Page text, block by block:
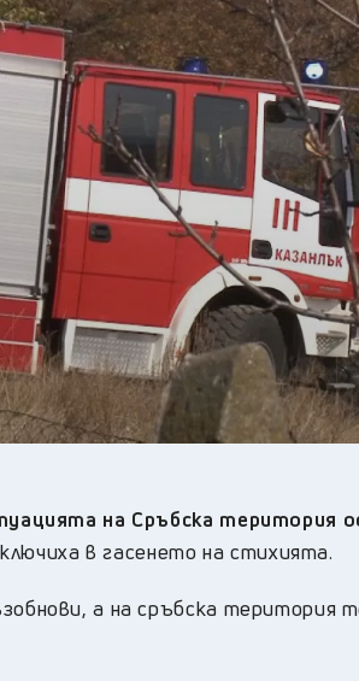
°C
на Сръбска територия
в гасенето на стихията.
а на сръбска територия